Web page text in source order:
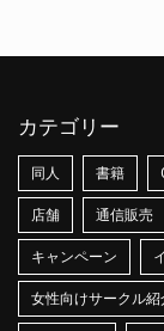
カテゴリー
同人 書籍
店舗 通信販売
キャンペーン
女性向けサークル紹